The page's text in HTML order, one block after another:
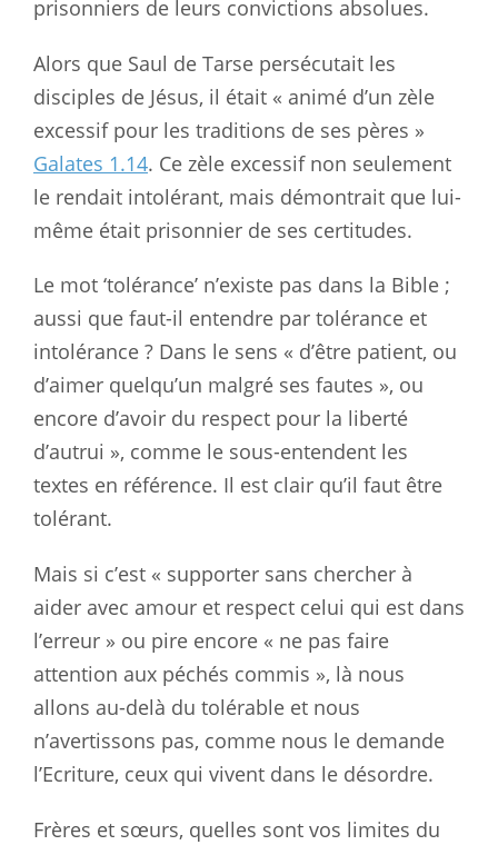
prisonniers de leurs convictions absolues.
Alors que Saul de Tarse persécutait les
disciples de Jésus, il était « animé d’un zèle
excessif pour les traditions de ses pères »
Galates 1.14. Ce zèle excessif non seulement
le rendait intolérant, mais démontrait que lui-
même était prisonnier de ses certitudes.
Le mot ‘tolérance’ n’existe pas dans la Bible ;
aussi que faut-il entendre par tolérance et
intolérance ? Dans le sens « d’être patient, ou
d’aimer quelqu’un malgré ses fautes », ou
encore d’avoir du respect pour la liberté
d’autrui », comme le sous-entendent les
textes en référence. Il est clair qu’il faut être
tolérant.
Mais si c’est « supporter sans chercher à
aider avec amour et respect celui qui est dans
l’erreur » ou pire encore « ne pas faire
attention aux péchés commis », là nous
allons au-delà du tolérable et nous
n’avertissons pas, comme nous le demande
l’Ecriture, ceux qui vivent dans le désordre.
Frères et sœurs, quelles sont vos limites du